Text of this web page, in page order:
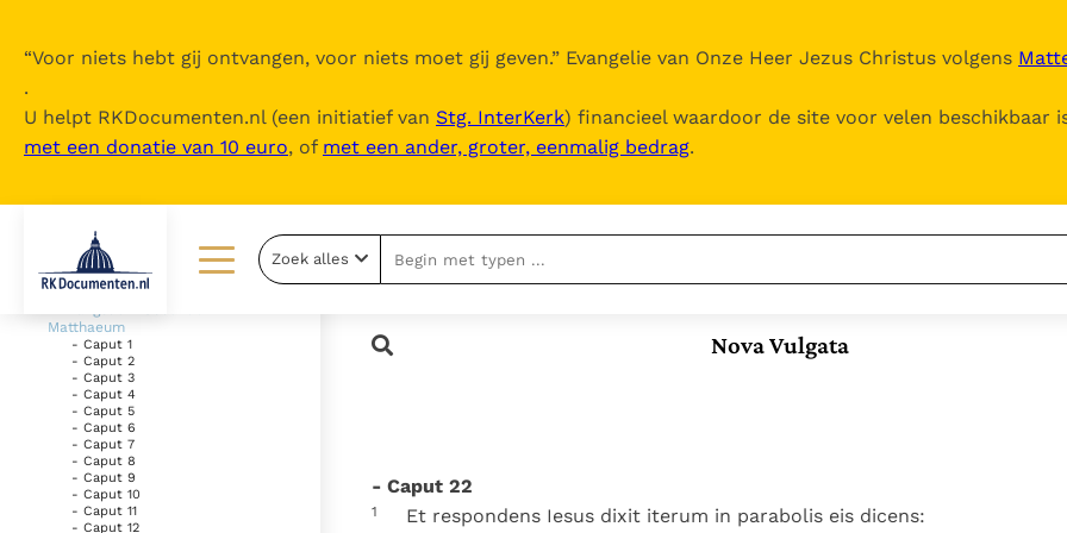
“Voor niets hebt gij ontvangen, voor niets moet gij geven.” Evangelie van Onze Heer Jezus Christus volgens
.
U helpt RKDocumenten.nl (een initiatief van Stg. InterKerk) financieel waardoor de site voor velen beschikbaar
met een donatie van 10 euro, of met een ander, groter, eenmalig bedrag.
Lezen
Documenten
Thema’s
Berichten
Over ons
Over RK Documenten
Nieuwsbrief
parel van Gods
Gods Koninkrijk
Het Vaticaan publiceert
toe
stad is zowel een gave
Zoek alles
Nova Vulgata
uitklappen
- Vetus Testamentum
- Novum Testamentum
Matthaeum
- Caput 1
- Caput 2
- Caput 3
- Caput 4
- Caput 5
- Caput 6
- Caput 7
- Caput 8
- Caput 9
- Caput 10
- Caput 11
- Caput 12
- Caput 22
1 Et respondens Iesus dixit iterum in parabolis eis dicens: